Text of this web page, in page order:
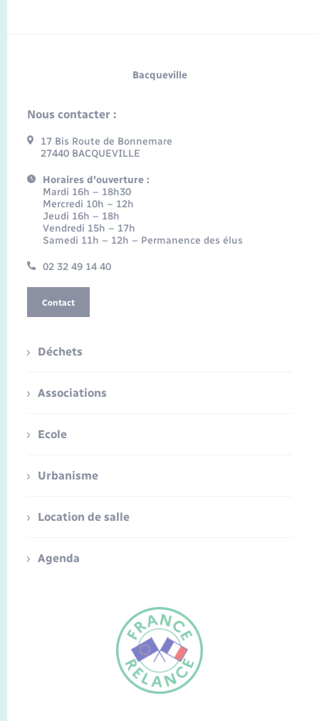
FR
Bacqueville
Nous contacter :
17 Bis Route de Bonnemare
27440 BACQUEVILLE
Horaires d'ouverture :
Mardi 16h – 18h30
Mercredi 10h – 12h
Jeudi 16h – 18h
Vendredi 15h – 17h
Samedi 11h – 12h – Permanence des élus
02 32 49 14 40
Contact
Déchets
Associations
Ecole
Urbanisme
Location de salle
Agenda